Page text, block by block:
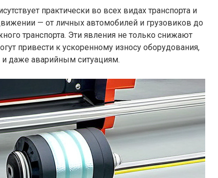
практически во всех видах транспорта и
— от личных автомобилей и грузовиков до
транспорта. Эти явления не только снижают
привести к ускоренному износу оборудования,
даже аварийным ситуациям.